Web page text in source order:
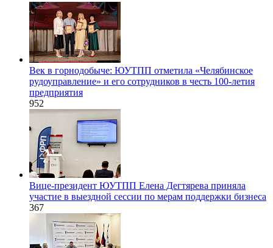
Век в горнодобыче: ЮУТПП отметила «Челябинское
рудоуправление» и его сотрудников в честь 100-летия
предприятия
952
Вице-президент ЮУТПП Елена Дегтярева приняла
участие в выездной сессии по мерам поддержки бизнеса
367